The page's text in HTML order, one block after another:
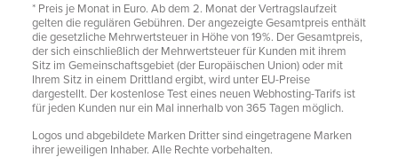
* Preis je Monat in Euro. Ab dem 2. Monat der Vertragslaufzeit
gelten die regulären Gebühren. Der angezeigte Gesamtpreis enthält
die gesetzliche Mehrwertsteuer in Höhe von 19%. Der Gesamtpreis,
der sich einschließlich der Mehrwertsteuer für Kunden mit ihrem
Sitz im Gemeinschaftsgebiet (der Europäischen Union) oder mit
Ihrem Sitz in einem Drittland ergibt, wird unter EU-Preise
dargestellt. Der kostenlose Test eines neuen Webhosting-Tarifs ist
für jeden Kunden nur ein Mal innerhalb von 365 Tagen möglich.
Logos und abgebildete Marken Dritter sind eingetragene Marken
ihrer jeweiligen Inhaber. Alle Rechte vorbehalten.